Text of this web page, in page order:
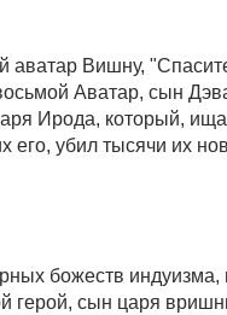
Вишну,
Аватар, сын
Ирода, который,
его, убил тысячи их
божеств индуизма,
герой, сын царя